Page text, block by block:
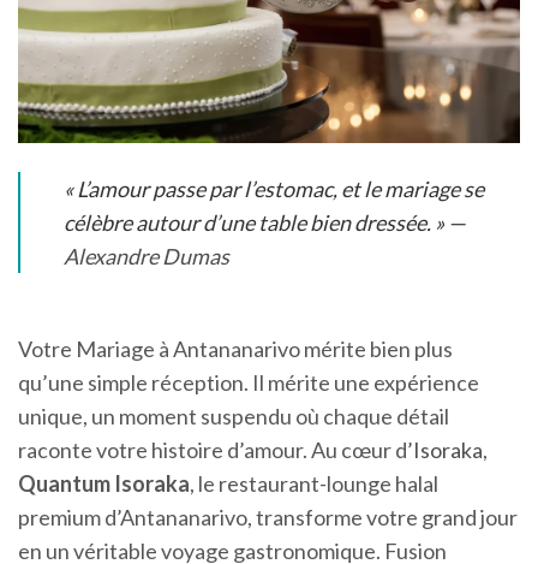
« L’amour passe par l’estomac, et le mariage se
célèbre autour d’une table bien dressée. » —
Alexandre Dumas
Votre Mariage à Antananarivo mérite bien plus
qu’une simple réception. Il mérite une expérience
unique, un moment suspendu où chaque détail
raconte votre histoire d’amour. Au cœur d’Isoraka,
Quantum Isoraka, le restaurant-lounge halal
premium d’Antananarivo, transforme votre grand jour
en un véritable voyage gastronomique. Fusion